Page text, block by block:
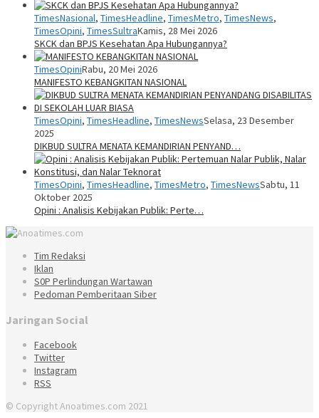
TimesNasional, TimesHeadline, TimesMetro, TimesNews,
TimesOpini, TimesSultraKamis, 28 Mei 2026
SKCK dan BPJS Kesehatan Apa Hubungannya?
TimesOpiniRabu, 20 Mei 2026
MANIFESTO KEBANGKITAN NASIONAL
TimesOpini, TimesHeadline, TimesNewsSelasa, 23 Desember
2025
DIKBUD SULTRA MENATA KEMANDIRIAN PENYAND…
TimesOpini, TimesHeadline, TimesMetro, TimesNewsSabtu, 11
Oktober 2025
Opini : Analisis Kebijakan Publik: Perte…
Tim Redaksi
Iklan
S0P Perlindungan Wartawan
Pedoman Pemberitaan Siber
Jaringan Social
Facebook
Twitter
Instagram
RSS
© Copyright Anoatimes.com 2021